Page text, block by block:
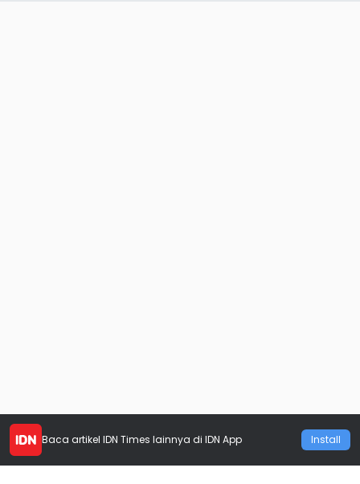
Baca artikel IDN Times lainnya di IDN App Install